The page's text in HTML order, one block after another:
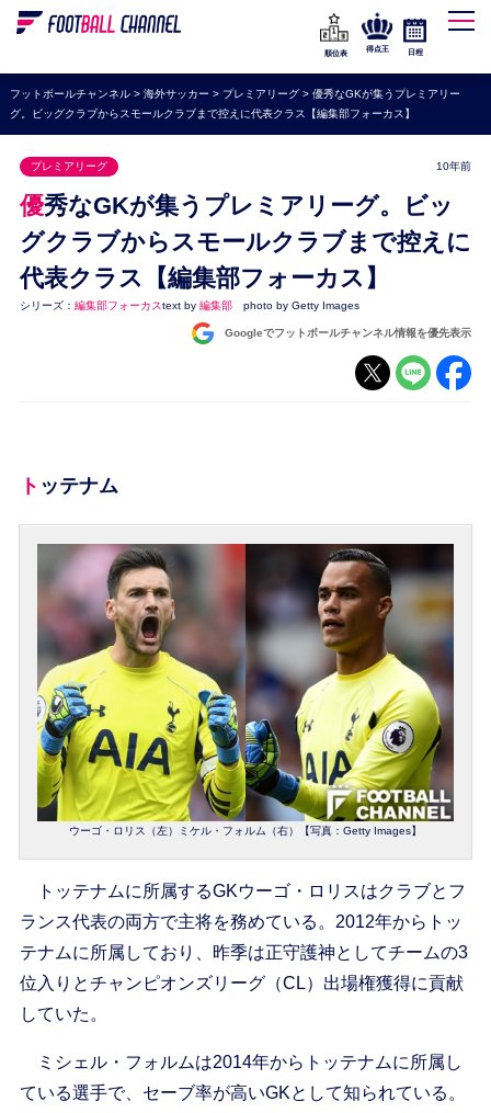
WEリーグ
海外サッカー
プレミアリーグ
ラ・リーガ
セリエA
ブンデスリーガ
UEFA
ナショナルチーム
順位表
得点王 日程
フットボールチャンネル> 海外サッカー > プレミアリーグ> 優秀なGKが集うプレミアリー
グ。ビッグクラブからスモールクラブまで控えに代表クラス【編集部フォーカス】
プレミアリーグ 10年前
優秀なGKが集うプレミアリーグ。ビッ
グクラブからスモールクラブまで控えに
代表クラス【編集部フォーカス】
シリーズ： 編集部フォーカスtext by 編集部 photo by Getty Images
Googleでフットボールチャンネル情報を優先表示
トッテナム
ウーゴ・ロリス（左）ミケル・フォルム（右）【写真：Getty Images】
トッテナムに所属するGKウーゴ・ロリスはクラブとフ
ランス代表の両方で主将を務めている。2012年からトッ
テナムに所属しており、昨季は正守護神としてチームの3
位入りとチャンピオンズリーグ（CL）出場権獲得に貢献
していた。
ミシェル・フォルムは2014年からトッテナムに所属し
ている選手で、セーブ率が高いGKとして知られている。